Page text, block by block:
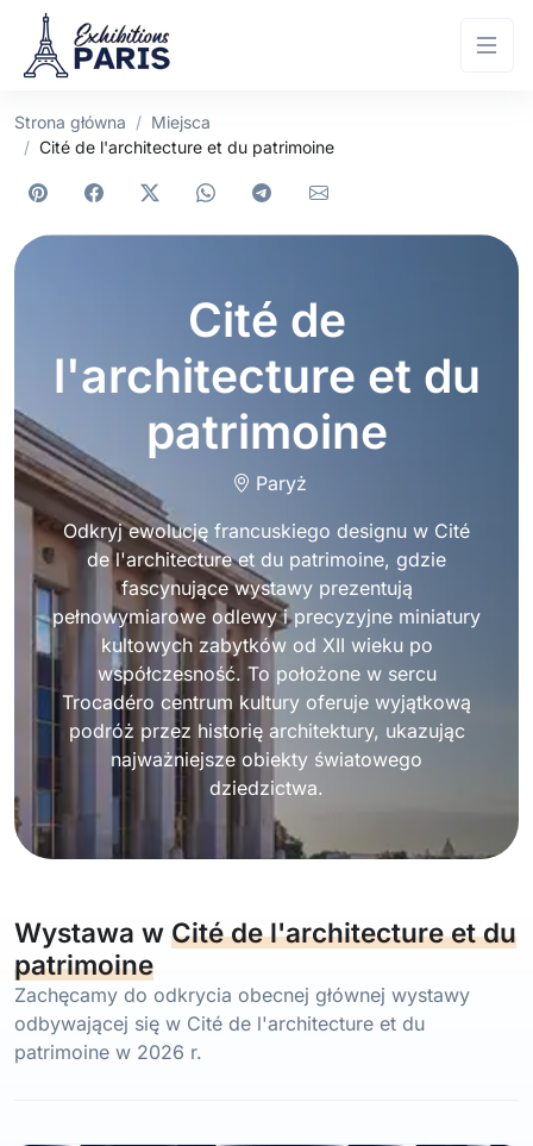
Strona główna
Miejsca
Cité de l'architecture et du patrimoine
Cité de
l'architecture et du
patrimoine
Paryż
Odkryj ewolucję francuskiego designu w Cité
de l'architecture et du patrimoine, gdzie
fascynujące wystawy prezentują
pełnowymiarowe odlewy i precyzyjne miniatury
kultowych zabytków od XII wieku po
współczesność. To położone w sercu
Trocadéro centrum kultury oferuje wyjątkową
podróż przez historię architektury, ukazując
najważniejsze obiekty światowego
dziedzictwa.
Wystawa w Cité de l'architecture et du
patrimoine
Zachęcamy do odkrycia obecnej głównej wystawy
odbywającej się w Cité de l'architecture et du
patrimoine w 2026 r.